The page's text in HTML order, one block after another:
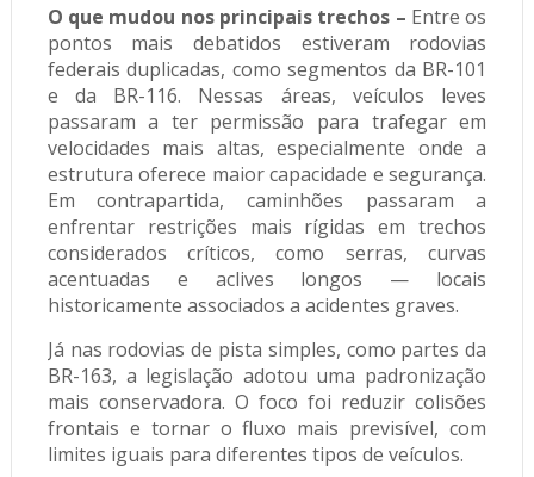
O que mudou nos principais trechos – Entre os
pontos mais debatidos estiveram rodovias
federais duplicadas, como segmentos da BR-101
e da BR-116. Nessas áreas, veículos leves
passaram a ter permissão para trafegar em
velocidades mais altas, especialmente onde a
estrutura oferece maior capacidade e segurança.
Em contrapartida, caminhões passaram a
enfrentar restrições mais rígidas em trechos
considerados críticos, como serras, curvas
acentuadas e aclives longos — locais
historicamente associados a acidentes graves.
Já nas rodovias de pista simples, como partes da
BR-163, a legislação adotou uma padronização
mais conservadora. O foco foi reduzir colisões
frontais e tornar o fluxo mais previsível, com
limites iguais para diferentes tipos de veículos.